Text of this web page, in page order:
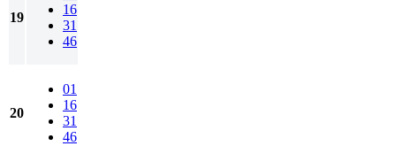
19
16
31
46
20
01
16
31
46